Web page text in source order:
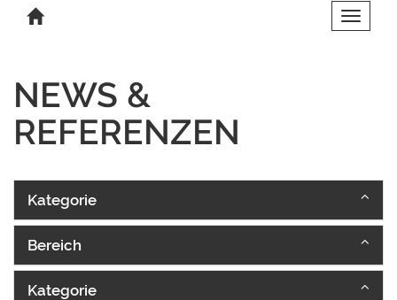
Toggle
NEWS &
REFERENZEN
Kategorie
Bereich
Kategorie